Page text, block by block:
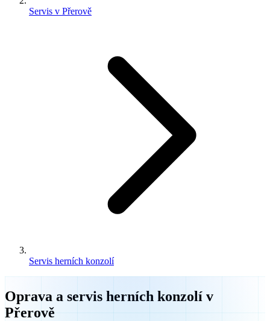
Servis v Přerově
Servis herních konzolí
Oprava a servis herních konzolí v
Přerově